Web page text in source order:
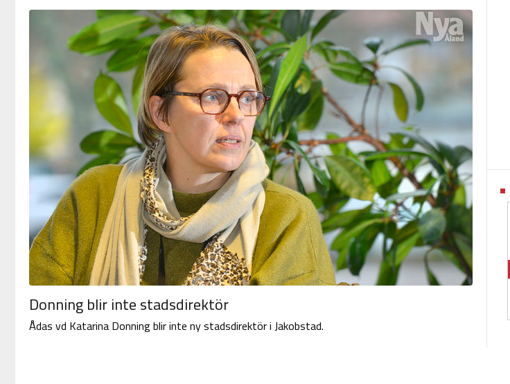
Donning blir inte stadsdirektör
Ådas vd Katarina Donning blir inte ny stadsdirektör i Jakobstad.